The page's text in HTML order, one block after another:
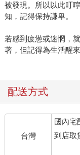
被發現。所以以此叮
知，記得保持謙卑。
若感到疲憊或迷惘，
著，但記得為生活醒來
配送方式
台灣
國內宅
到店取